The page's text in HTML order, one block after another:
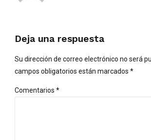
Deja una respuesta
Su dirección de correo electrónico no será
campos obligatorios están marcados *
Comentarios *